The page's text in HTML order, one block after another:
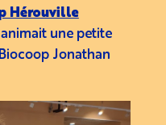
Hérouville
animait une petite
Jonathan